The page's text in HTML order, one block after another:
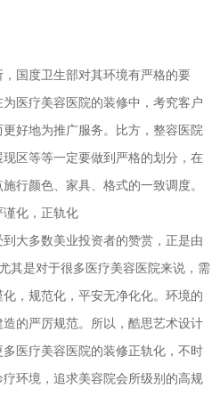
国度卫生部对其环境有严格的要
医疗美容医院的装修中，考究客户
好地为推广服务。比方，整容医院
区等等一定要做到严格的划分，在
行颜色、家具、格式的一致调度。
化，正轨化
多数美业投资者的赞赏，正是由
其是对于很多医疗美容医院来说，需
，规范化，平安无净化化。环境的
的严厉规范。所以，酷思艺术设计
医疗美容医院的装修正轨化，不时
环境，追求美容院会所级别的高规